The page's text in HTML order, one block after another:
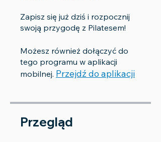
Zapisz się już dziś i rozpocznij
swoją przygodę z Pilatesem!
Możesz również dołączyć do
tego programu w aplikacji
mobilnej. Przejdź do aplikacji
Przegląd